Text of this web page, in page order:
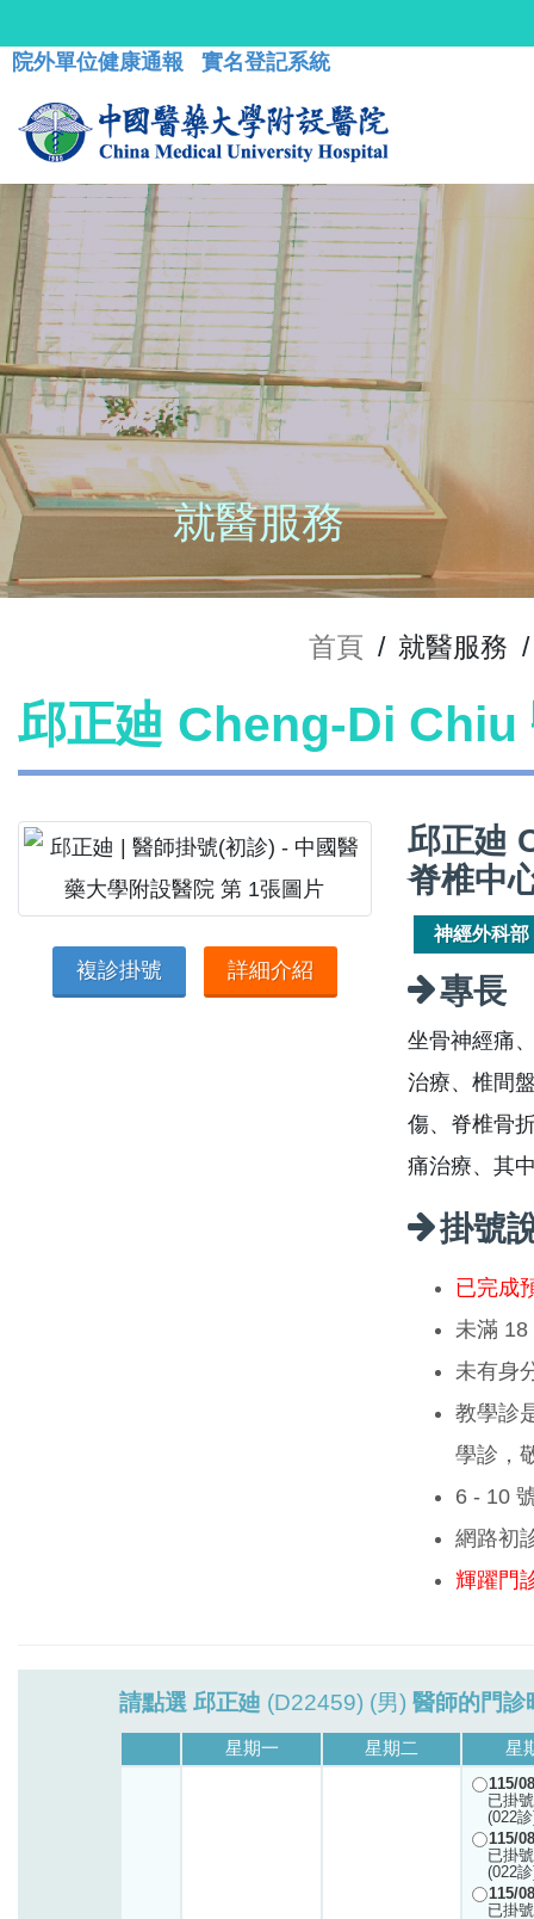
院外單位健康通報 實名登記系統
就醫服務
首頁 / 就醫服務 /
邱正廸 Cheng-Di Chiu
複診掛號 詳細介紹
邱正廸
脊椎中
神經外科部
專長
坐骨神經痛
治療、椎間
傷、脊椎骨
痛治療、其
掛號
已完成
未滿 18
未有身
教學診
學診，
6 - 10
網路初
輝躍門